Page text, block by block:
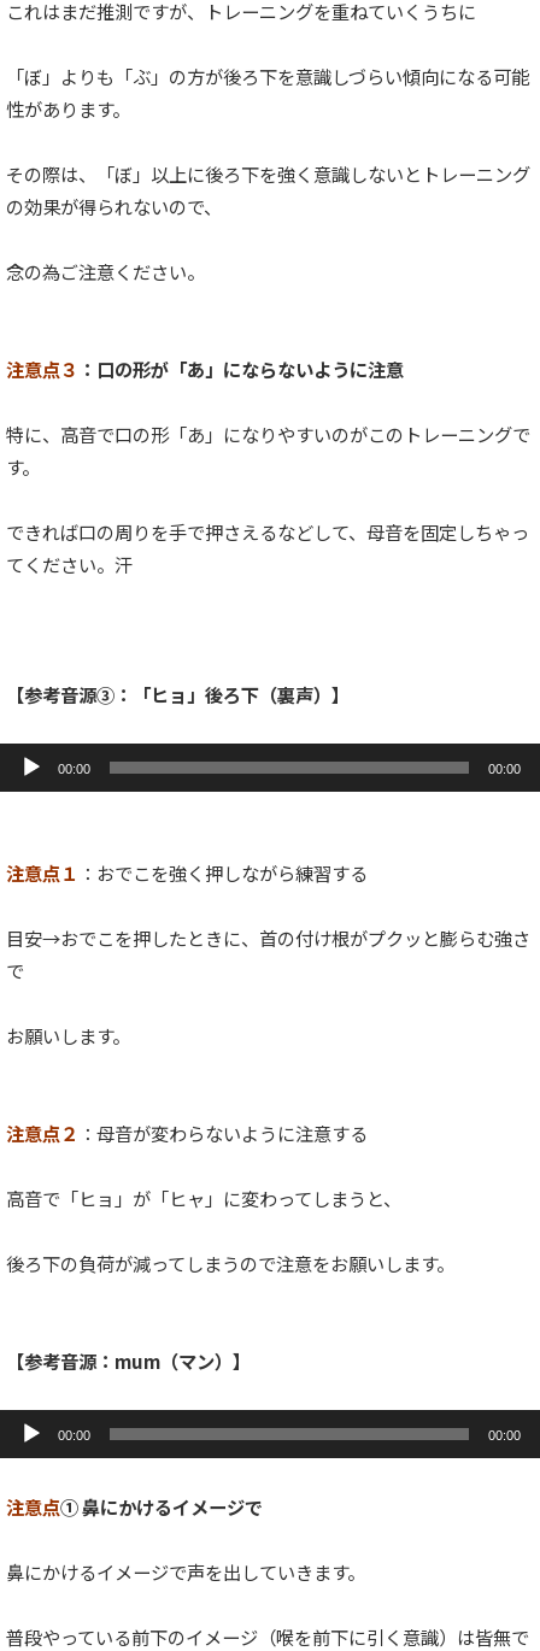
これはまだ推測ですが、トレーニングを重ねていくうちに
「ぼ」よりも「ぶ」の方が後ろ下を意識しづらい傾向になる可能
性があります。
その際は、「ぼ」以上に後ろ下を強く意識しないとトレーニング
の効果が得られないので、
念の為ご注意ください。
注意点３ ：口の形が「あ」にならないように注意
特に、高音で口の形「あ」になりやすいのがこのトレーニングで
す。
できれば口の周りを手で押さえるなどして、母音を固定しちゃっ
てください。汗
【参考音源③：「ヒョ」後ろ下（裏声）】
音
プ
ー
00:00 00:00
注意点１ ：おでこを強く押しながら練習する
目安→おでこを押したときに、首の付け根がプクッと膨らむ強さ
で
お願いします。
注意点２ ：母音が変わらないように注意する
高音で「ヒョ」が「ヒャ」に変わってしまうと、
後ろ下の負荷が減ってしまうので注意をお願いします。
【参考音源：mum（マン）】
音
プ
ヤ
00:00 00:00
注意点① 鼻にかけるイメージで
鼻にかけるイメージで声を出していきます。
普段やっている前下のイメージ（喉を前下に引く意識）は皆無で